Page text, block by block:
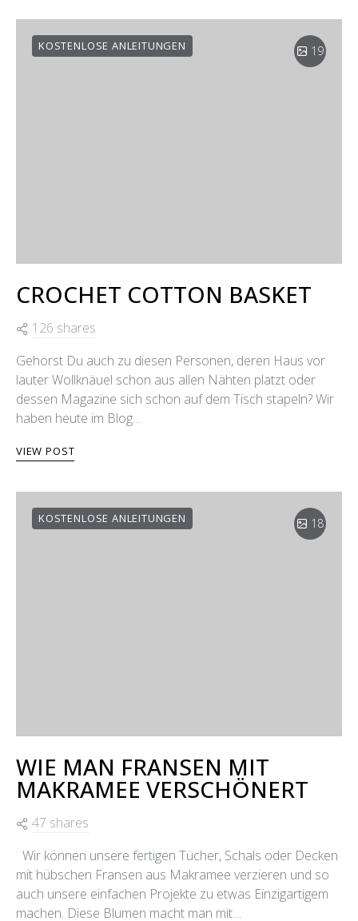
KOSTENLOSE ANLEITUNGEN 19
CROCHET COTTON BASKET
126 shares
Gehörst Du auch zu diesen Personen, deren Haus vor
lauter Wollknäuel schon aus allen Nähten platzt oder
dessen Magazine sich schon auf dem Tisch stapeln? Wir
haben heute im Blog…
VIEW POST
KOSTENLOSE ANLEITUNGEN 18
WIE MAN FRANSEN MIT
MAKRAMEE VERSCHÖNERT
47 shares
Wir können unsere fertigen Tücher, Schals oder Decken
mit hübschen Fransen aus Makramee verzieren und so
auch unsere einfachen Projekte zu etwas Einzigartigem
machen. Diese Blumen macht man mit…